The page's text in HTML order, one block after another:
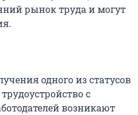
рынок труда и могут
одного из статусов
с
возникают